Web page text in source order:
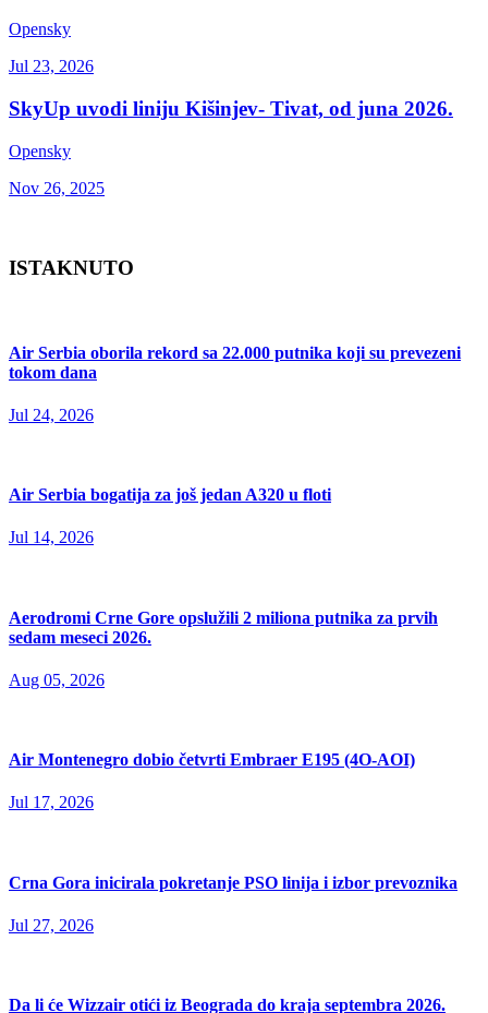
Opensky
Jul 23, 2026
SkyUp uvodi liniju Kišinjev- Tivat, od juna 2026.
Opensky
Nov 26, 2025
ISTAKNUTO
Air Serbia oborila rekord sa 22.000 putnika koji su prevezeni
tokom dana
Jul 24, 2026
Air Serbia bogatija za još jedan A320 u floti
Jul 14, 2026
Aerodromi Crne Gore opslužili 2 miliona putnika za prvih
sedam meseci 2026.
Aug 05, 2026
Air Montenegro dobio četvrti Embraer E195 (4O-AOI)
Jul 17, 2026
Crna Gora inicirala pokretanje PSO linija i izbor prevoznika
Jul 27, 2026
Da li će Wizzair otići iz Beograda do kraja septembra 2026.